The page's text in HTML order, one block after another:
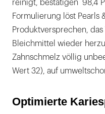
reinigt, bestätigen 98,4
Formulierung löst Pearls
Produktversprechen,
Bleichmittel wieder
Zahnschmelz völlig
Wert 32), auf
Optimierte